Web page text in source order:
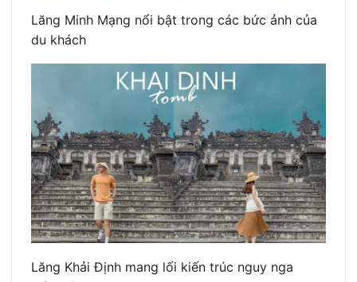
Lăng Minh Mạng nổi bật trong các bức ảnh của
du khách
Lăng Khải Định mang lối kiến trúc nguy nga